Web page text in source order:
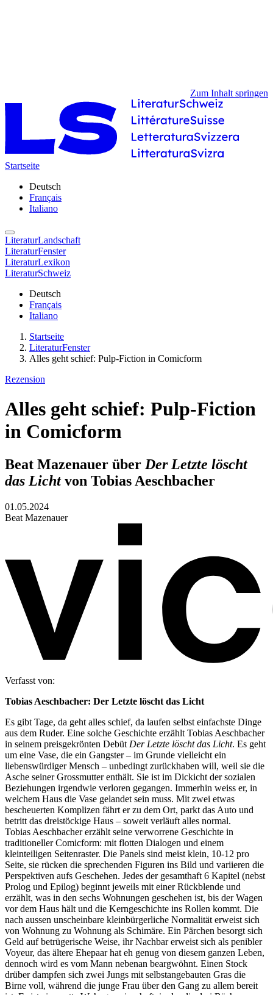
Zum Inhalt springen
Startseite
Deutsch
Français
Italiano
LiteraturLandschaft
LiteraturFenster
LiteraturLexikon
LiteraturSchweiz
Deutsch
Français
Italiano
Startseite
LiteraturFenster
Alles geht schief: Pulp-Fiction in Comicform
Rezension
Alles geht schief: Pulp-Fiction
in Comicform
Beat Mazenauer über Der Letzte löscht
das Lichtvon Tobias Aeschbacher
01.05.2024
Beat Mazenauer
Verfasst von:
Tobias Aeschbacher: Der Letzte löscht das Licht
Es gibt Tage, da geht alles schief, da laufen selbst einfachste Dinge
aus dem Ruder. Eine solche Geschichte erzählt Tobias Aeschbacher
in seinem preisgekrönten Debüt Der Letzte löscht das Licht. Es geht
um eine Vase, die ein Gangster – im Grunde vielleicht ein
liebenswürdiger Mensch – unbedingt zurückhaben will, weil sie die
Asche seiner Grossmutter enthält. Sie ist im Dickicht der sozialen
Beziehungen irgendwie verloren gegangen. Immerhin weiss er, in
welchem Haus die Vase gelandet sein muss. Mit zwei etwas
bescheuerten Komplizen fährt er zu dem Ort, parkt das Auto und
betritt das dreistöckige Haus – soweit verläuft alles normal.
Tobias Aeschbacher erzählt seine verworrene Geschichte in
traditioneller Comicform: mit flotten Dialogen und einem
kleinteiligen Seitenraster. Die Panels sind meist klein, 10-12 pro
Seite, sie rücken die sprechenden Figuren ins Bild und variieren die
Perspektiven aufs Geschehen. Jedes der gesamthaft 6 Kapitel (nebst
Prolog und Epilog) beginnt jeweils mit einer Rückblende und
erzählt, was in den sechs Wohnungen geschehen ist, bis der Wagen
vor dem Haus hält und die Kerngeschichte ins Rollen kommt. Die
nach aussen unscheinbare kleinbürgerliche Normalität erweist sich
von Wohnung zu Wohnung als Schimäre. Ein Pärchen besorgt sich
Geld auf betrügerische Weise, ihr Nachbar erweist sich als penibler
Voyeur, das ältere Ehepaar hat eh genug von diesem ganzen Leben,
dennoch wird es vom Mann nebenan beargwöhnt. Einen Stock
drüber dampfen sich zwei Jungs mit selbstangebauten Gras die
Birne voll, während die junge Frau über den Gang zu allem bereit